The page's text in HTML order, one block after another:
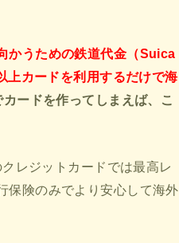
かうための鉄道代金（Suica
上カードを利用するだけで海
カードを作ってしまえば、こ
レジットカードでは最高レ
保険のみでより安心して海外